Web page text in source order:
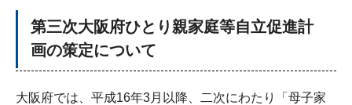
第三次大阪府ひとり親家庭等自立促進計
画の策定について
大阪府では、平成16年3月以降、二次にわたり「母子家